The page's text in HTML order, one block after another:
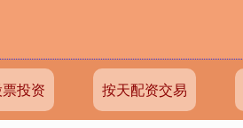
投资 按天配资交易